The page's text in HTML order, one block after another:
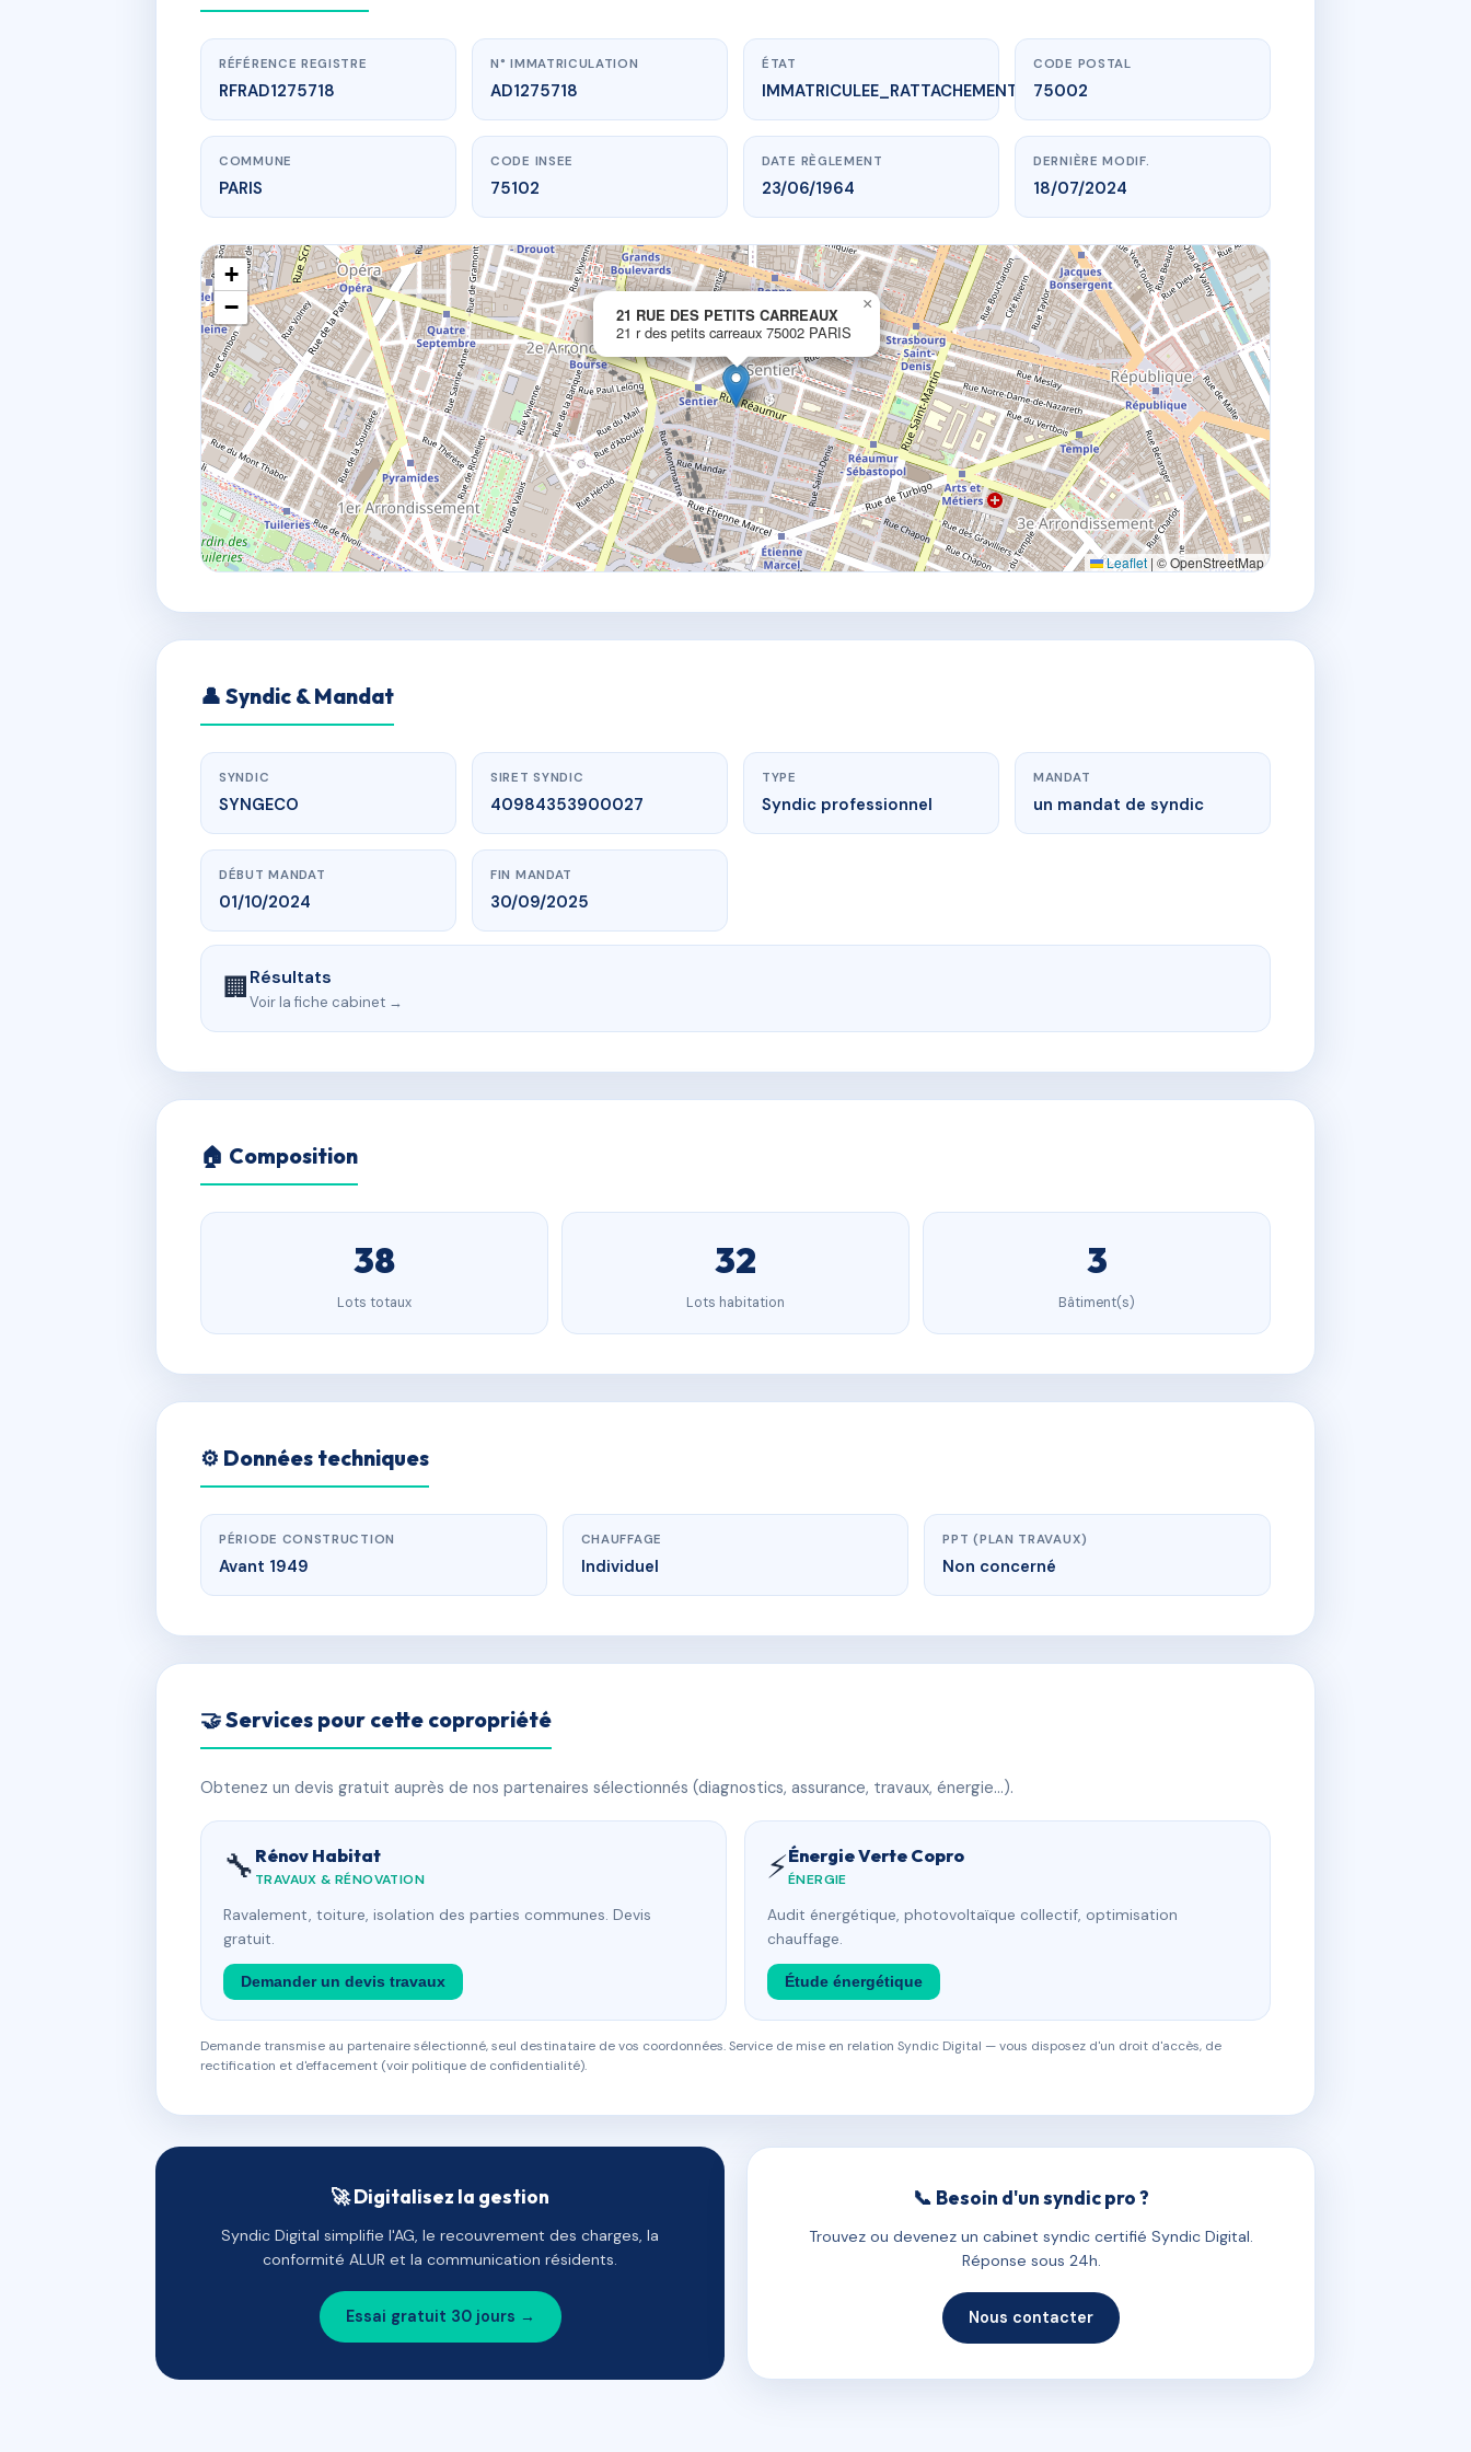
www.vme.plus/AD1275718
21 RUE DES PETITS CARREAUX
21 r des petits carreaux75002 PARIS
RÉFÉRENCE REGISTRE
RFRAD1275718
N° IMMATRICULATION
AD1275718
ÉTAT
IMMATRICULEE_RATTACHEMENT_EXPIRE
CODE POSTAL
75002
COMMUNE
PARIS
CODE INSEE
75102
DATE RÈGLEMENT
23/06/1964
DERNIÈRE MODIF.
18/07/2024
21 RUE DES PETITS CARREAUX
21 r des petits carreaux 75002 PARIS
×
+
−
Leaflet | © OpenStreetMap
👤 Syndic & Mandat
SYNDIC
SYNGECO
SIRET SYNDIC
40984353900027
TYPE
Syndic professionnel
MANDAT
un mandat de syndic
DÉBUT MANDAT
01/10/2024
FIN MANDAT
30/09/2025
🏢Résultats
Voir la fiche cabinet →
🏠 Composition
38
Lots totaux
32
Lots habitation
3
Bâtiment(s)
⚙️ Données techniques
PÉRIODE CONSTRUCTION
Avant 1949
CHAUFFAGE
Individuel
PPT (PLAN TRAVAUX)
Non concerné
🤝 Services pour cette copropriété
Obtenez un devis gratuit auprès de nos partenaires sélectionnés (diagnostics, assurance, travaux, énergie…).
🔧 Rénov Habitat
TRAVAUX & RÉNOVATION
Ravalement, toiture, isolation des parties communes. Devis
gratuit.
Demander un devis travaux
⚡Énergie Verte Copro
ÉNERGIE
Audit énergétique, photovoltaïque collectif, optimisation
chauffage.
Étude énergétique
Demande transmise au partenaire sélectionné, seul destinataire de vos coordonnées. Service de mise en relation Syndic Digital — vous disposez d'un droit d'accès, de
rectification et d'effacement (voir politique de confidentialité).
🚀 Digitalisez la gestion
Syndic Digital simplifie l'AG, le recouvrement des charges, la
conformité ALUR et la communication résidents.
Essai gratuit 30 jours →
📞 Besoin d'un syndic pro ?
Trouvez ou devenez un cabinet syndic certifié Syndic Digital.
Réponse sous 24h.
Nous contacter